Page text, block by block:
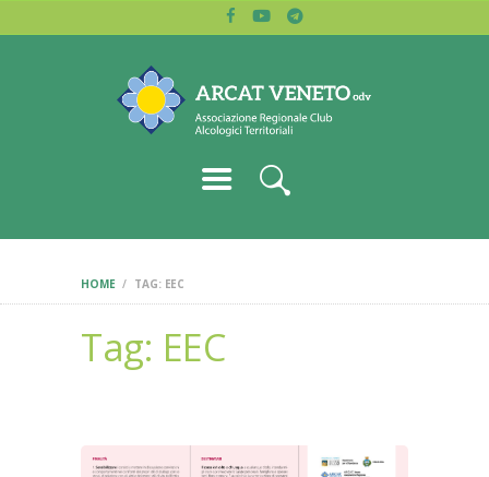
HOME TAG: EEC
Tag: EEC
Associazione regionale dei club alcologici
CHI SIAMO
BLOG
LETTURE
CERCA CLUB